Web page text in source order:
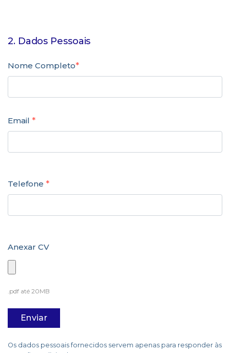
2. Dados Pessoais
Nome Completo*
Email *
Telefone *
Anexar CV
.pdf até 20MB
Os dados pessoais fornecidos servem apenas para responder às